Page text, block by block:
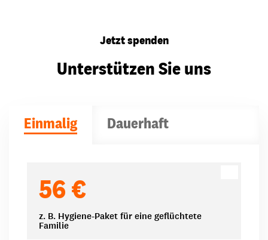
Jetzt spenden
Unterstützen Sie uns
Einmalig Dauerhaft
56 €
z. B. Hygiene-Paket für eine geflüchtete
Familie